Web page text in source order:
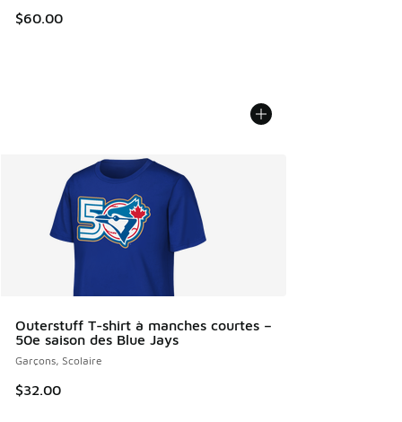
$60.00
Outerstuff T-shirt à manches courtes –
50e saison des Blue Jays
Garçons, Scolaire
$32.00